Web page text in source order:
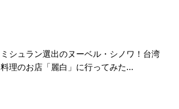
ミシュラン選出のヌーベル・シノワ！台湾
料理のお店「麗白」に行ってみた...